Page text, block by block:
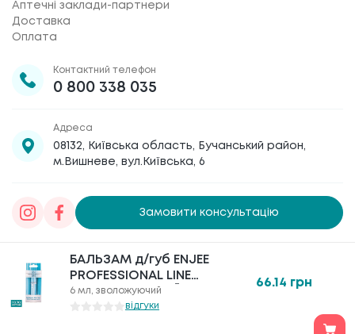
БАЛЬЗАМ д/губ ENJEE
PROFESSIONAL LINE
"ЗВОЛОЖУЮЧИЙ" 6 МЛ
6 мл, зволожуючий
відгуки
66.14 грн
Аптечні заклади-партнери
Доставка
Оплата
Контактний телефон
0 800 338 035
Адреса
08132, Київська область, Бучанський район,
м.Вишневе, вул.Київська, 6
Замовити консультацію
Товариство з обмеженою відповідальністю
«Галафарм», код ЄДРПОУ 30886474 © 2020-2026